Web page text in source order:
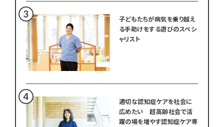
子どもたちが病気を乗り越え
る手助けをする遊びのスペシ
ャリスト
適切な認知症ケアを社会に
広めたい 超高齢社会で活
躍の場を増やす認知症ケア専